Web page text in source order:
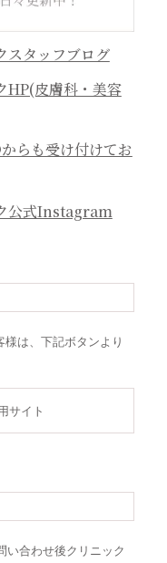
は、下記ボタンより
サイト
い合わせ後クリニック